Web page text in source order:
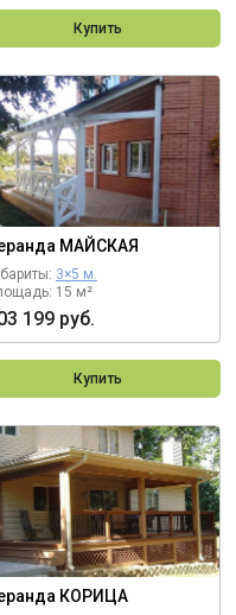
Купить
МАЙСКАЯ
3×5 м.
15 м²
199 руб.
Купить
КОРИЦА